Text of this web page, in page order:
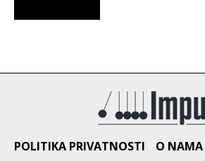
POLITIKA PRIVATNOSTI O NAMA